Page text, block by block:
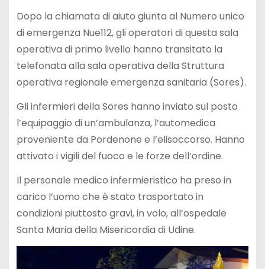
Dopo la chiamata di aiuto giunta al Numero unico
di emergenza Nue112, gli operatori di questa sala
operativa di primo livello hanno transitato la
telefonata alla sala operativa della Struttura
operativa regionale emergenza sanitaria (Sores).
Gli infermieri della Sores hanno inviato sul posto
l’equipaggio di un’ambulanza, l’automedica
proveniente da Pordenone e l’elisoccorso. Hanno
attivato i vigili del fuoco e le forze dell’ordine.
Il personale medico infermieristico ha preso in
carico l’uomo che è stato trasportato in
condizioni piuttosto gravi, in volo, all’ospedale
Santa Maria della Misericordia di Udine.